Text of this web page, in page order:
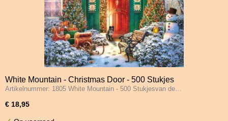
White Mountain - Christmas Door - 500 Stukjes
Artikelnummer: 1805 White Mountain - 500 Stukjesvan de…
€ 18,95